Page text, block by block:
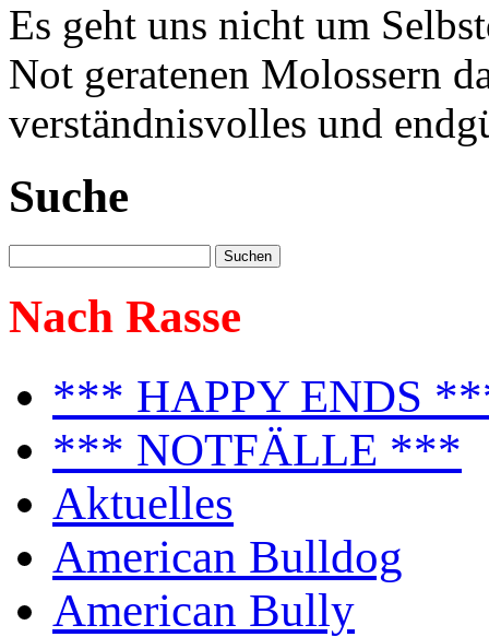
Es geht uns nicht um
Not geratenen Molossern
verständnisvolles und
Suche
Nach Rasse
*** HAPPY ENDS
*** NOTFÄLLE ***
Aktuelles
American Bulldog
American Bully